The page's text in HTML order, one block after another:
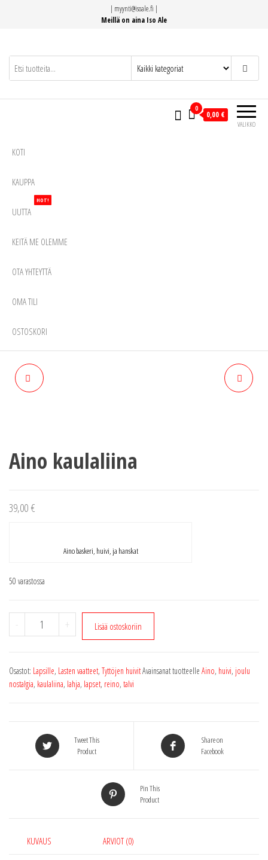
| myynti@isoale.fi |
Meillä on aina Iso Ale
VALIKKO
0
0,00 €
KOTI
KAUPPA
UUTTA
HOT!
KEITÄ ME OLEMME
OTA YHTEYTTÄ
OMA TILI
OSTOSKORI
Aino kaulaliina
39,00 €
Aino baskeri, huivi, ja hanskat
50 varastossa
-
kaulaliina
+ Lisää ostoskoriin
Osastot: Lapsille, Lasten vaatteet, Tyttöjen huivitAvainsanat tuotteelle Aino, huivi, joulu
nostalgia, kaulaliina, lahja, lapset, reino, talvi
Tweet This
Product
Share on
Facebook
Pin This
Product
KUVAUS ARVIOT (0)